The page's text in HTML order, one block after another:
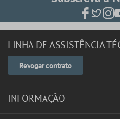
LINHA DE ASSISTÊNCIA
Revogar contrato
INFORMAÇÃO